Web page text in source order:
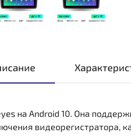
на Android 10. Она
видеорегистратора,